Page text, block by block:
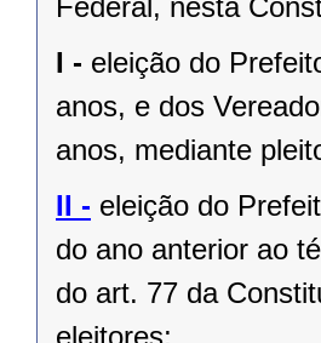
I - eleição do
anos, e dos
anos, mediante
II - eleição do
do ano anterior ao
do art. 77 da
eleitores;